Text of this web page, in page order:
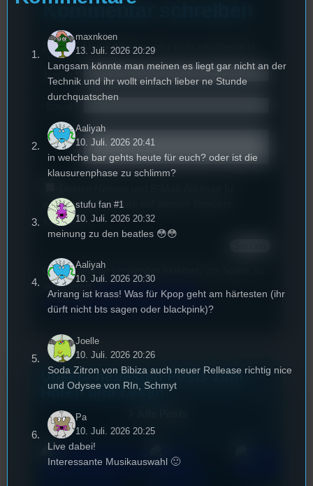
Kommentar schreiben
Deine E-Mail-Addresse wird nicht veröffentlicht.
Name
Text*
weitere Kommentare auf diesem Browser
speichern.
Diese Website verwendet Akismet, um Spam zu
reduzieren.
Kommentardaten verarbeitet werden.
Unsere neuesten Posts zum
Hören und Lesen
maxnkoen
13. Juli. 2026 20:29
Langsam könnte man meinen es liegt gar nicht an der
Technik und ihr wollt einfach lieber ne Stunde
durchquatschen
Aaliyah
10. Juli. 2026 20:41
in welche bar gehts heute für euch? oder ist die
klausurenphase zu schlimm?
stufu fan #1
10. Juli. 2026 20:32
meinung zu den beatles 😳😳
Aaliyah
10. Juli. 2026 20:30
Arirang ist krass! Was für Kpop geht am härtesten (ihr
dürft nicht bts sagen oder blackpink)?
Joelle
10. Juli. 2026 20:26
Soda Zitron von Bibiza auch neuer Rellease richtig nice
und Odysee von RIn, Schmyt
Pa
10. Juli. 2026 20:25
Live dabei!
Interessante Musikauswahl 🙂